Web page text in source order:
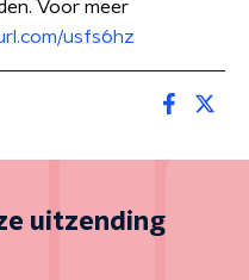
Voor meer
usfs6hz
uitzending